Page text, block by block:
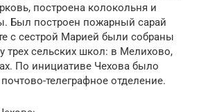
построена колокольня и
Был построен пожарный сарай
с сестрой Марией были собраны
трех сельских школ: в Мелихово,
По инициативе Чехова было
телеграфное отделение.